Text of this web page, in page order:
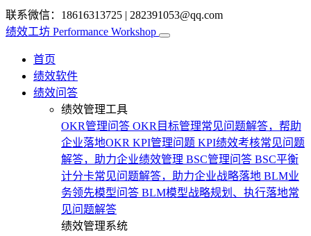
联系微信：18616313725 | 282391053@qq.com
绩效工坊 Performance Workshop
首页
绩效软件
绩效问答
绩效管理工具
OKR管理问答 OKR目标管理常见问题解答，帮助
企业落地OKR KPI管理问题 KPI绩效考核常见问题
解答，助力企业绩效管理 BSC管理问答 BSC平衡
计分卡常见问题解答，助力企业战略落地 BLM业
务领先模型问答 BLM模型战略规划、执行落地常
见问题解答
绩效管理系统